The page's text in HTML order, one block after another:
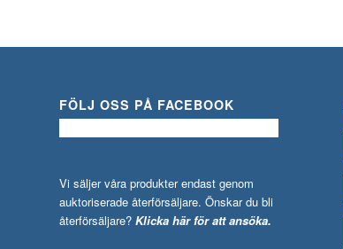
FÖLJ OSS PÅ FACEBOOK
Vi säljer våra produkter endast genom
auktoriserade återförsäljare. Önskar du bli
återförsäljare? Klicka här för att ansöka.